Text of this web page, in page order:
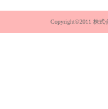
Copyright©2011 株式